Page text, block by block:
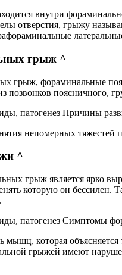
внутри
отверстия, грыжу
грыж ^
грыж, фораминальные
поясничного,
Причины
непомерных
^
грыж является ярко
которую он
Симптомы
мышц, которая
грыжей имеют